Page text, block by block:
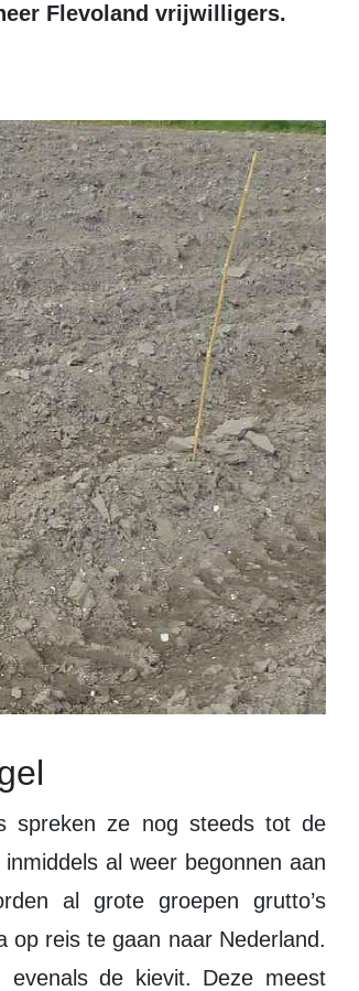
Flevoland vrijwilligers.
al weer begonnen aan
al grote groepen grutto’s
op reis te gaan naar Nederland.
de kievit. Deze meest